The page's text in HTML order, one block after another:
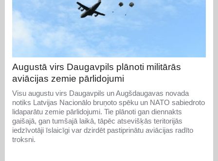
Augustā virs Daugavpils plānoti militārās
aviācijas zemie pārlidojumi
Visu augustu virs Daugavpils un Augšdaugavas novada
notiks Latvijas Nacionālo bruņoto spēku un NATO sabiedroto
lidaparātu zemie pārlidojumi. Tie plānoti gan diennakts
gaišajā, gan tumšajā laikā, tāpēc atsevišķās teritorijās
iedzīvotāji īslaicīgi var dzirdēt pastiprinātu aviācijas radīto
troksni.